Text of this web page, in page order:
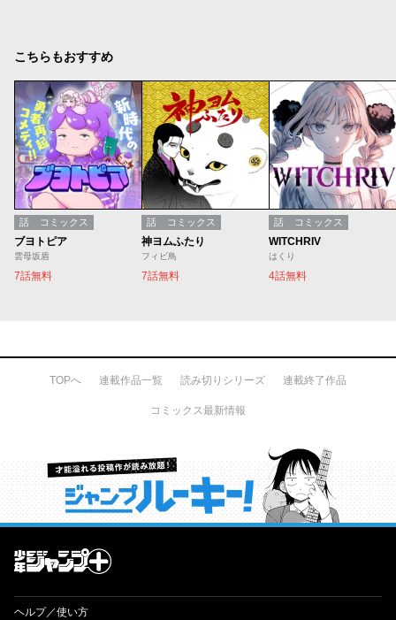
こちらもおすすめ
話 コミックス
ブヨトピア
雲母坂盾
7話無料
話 コミックス
神ヨムふたり
フィビ鳥
7話無料
話 コミックス
WITCHRIV
はくり
4話無料
TOPへ 連載作品一覧 読み切りシリーズ 連載終了作品
コミックス最新情報
才能溢れる投稿作が読み放題！ ジャンプルーキー！
ヘルプ／使い方